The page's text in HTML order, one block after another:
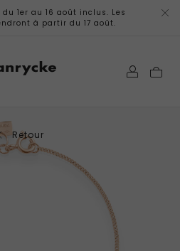
1er au 16 août inclus. Les
à partir du 17 août.
Retour